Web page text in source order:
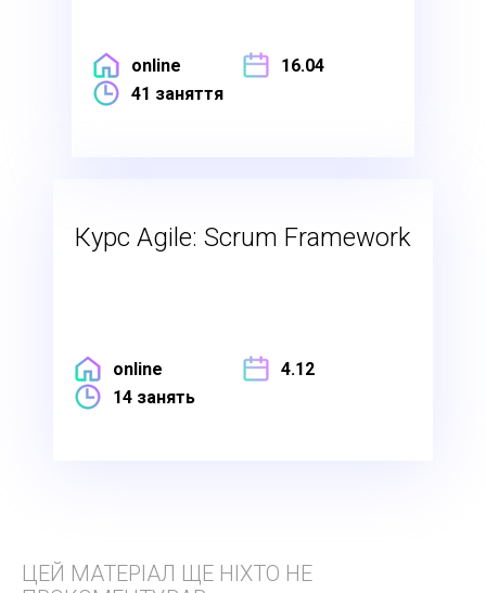
online
16.04
41 заняття
Курс Agile: Scrum Framework
online
4.12
14 занять
ЦЕЙ МАТЕРІАЛ ЩЕ НІХТО НЕ